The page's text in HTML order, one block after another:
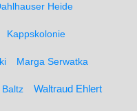
Heide
Kappskolonie
Marga Serwatka
Baltz Waltraud Ehlert